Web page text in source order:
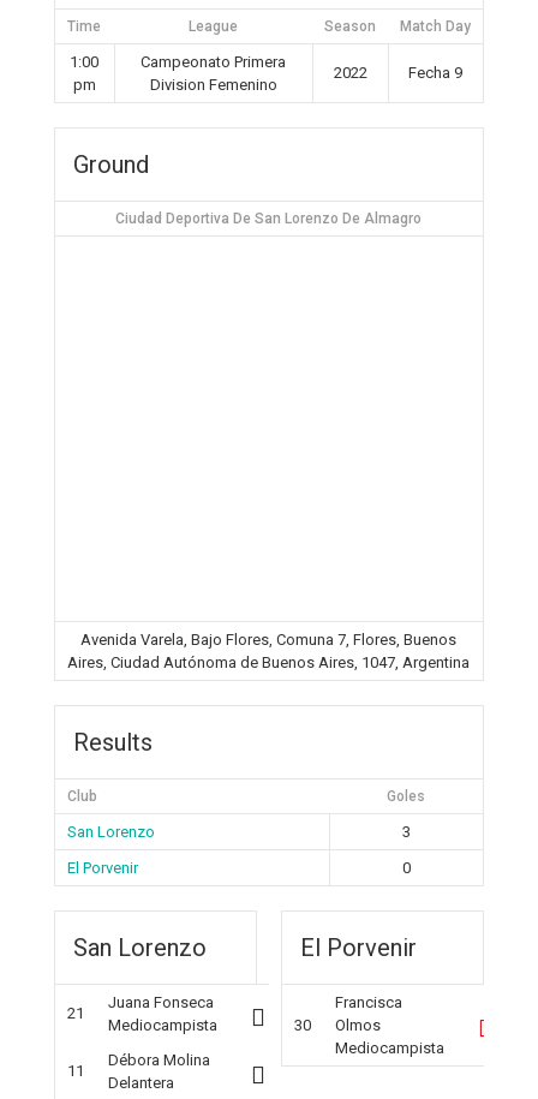
Time League Season Match Day
1:00
pm
Campeonato Primera
Division Femenino
2022 Fecha 9
Ground
Ciudad Deportiva De San Lorenzo De Almagro
Avenida Varela, Bajo Flores, Comuna 7, Flores, Buenos
Aires, Ciudad Autónoma de Buenos Aires, 1047, Argentina
Results
Club Goles
San Lorenzo
3
El Porvenir
0
San Lorenzo
21
Juana Fonseca
Mediocampista
11
Débora Molina
Delantera
El Porvenir
30
Francisca
Olmos
Mediocampista